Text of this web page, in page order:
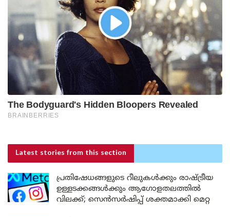
Latest stories from this section
പ്രതിഷേധങ്ങളുടെ റീലുകൾക്കും രാഷ്ട്രീയ
ഉള്ളടക്കങ്ങൾക്കും ആഗോളതലത്തിൽ
വിലക്ക്; സെൻസർഷിപ്പ് ശക്തമാക്കി മെറ്റ